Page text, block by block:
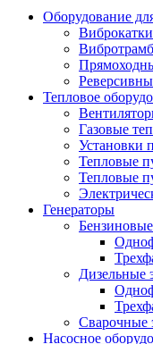
Оборудование
Виброкатки
Тепловое
Газовые
Установки
Тепловые
Тепловые
Генераторы
Дизельные
Сварочные
Насосное